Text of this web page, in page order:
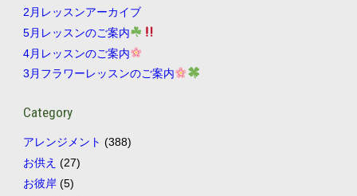
2月レッスンアーカイブ
5月レッスンのご案内
4月レッスンのご案内
3月フラワーレッスンのご案内
Category
アレンジメント (388)
お供え (27)
お彼岸(5)